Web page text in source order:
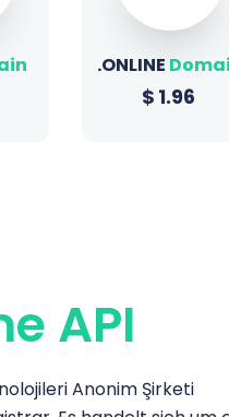
.BIZDomain
$22.49
API
Anonim Şirketi